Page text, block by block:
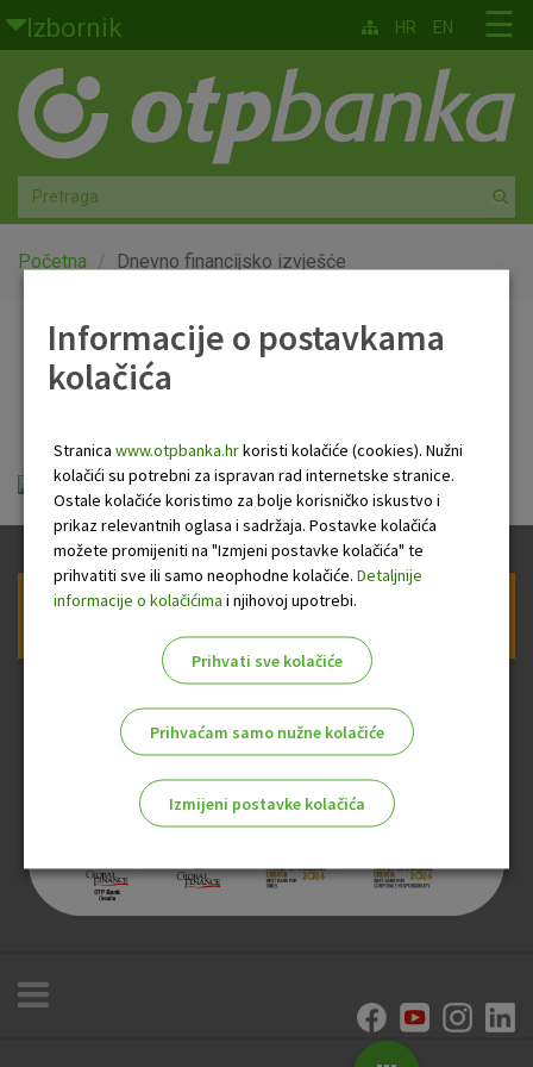
Skoči na glavni sadržaj
Izbornik
Građani
Privatno bankarstvo
Agro
Mala poduzeća i obrtnici
Globalna tržišta
O nama
☰
HR EN
Početna Dnevno financijsko izvješće
Dnevno financijsko
OTP Dnevno financijsko izvješće.pdf
Prijava na newsletter OTP banke
Informacije o postavkama
kolačića
Stranica www.otpbanka.hrkoristi kolačiće (cookies). Nužni
kolačići su potrebni za ispravan rad internetske stranice.
Ostale kolačiće koristimo za bolje korisničko iskustvo i
prikaz relevantnih oglasa i sadržaja. Postavke kolačića
možete promijeniti na "Izmjeni postavke kolačića" te
prihvatiti sve ili samo neophodne kolačiće. Detaljnije
informacije o kolačićima i njihovoj upotrebi.
Prihvati sve kolačiće
Prihvaćam samo nužne kolačiće
Izmijeni postavke kolačića
Nužni kolačići